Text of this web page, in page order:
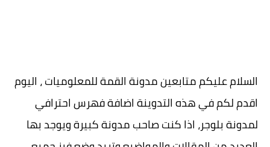
السلام عليكم متابعين مدونة القمة للمعلوميات ، اليوم
اقدم لكم في هذه التدوينة اضافة فهرس احترافي
لمدونة بلوجر، اذا كنت صاحب مدونة كبيرة ويوجد بها